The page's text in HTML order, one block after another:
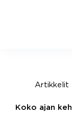
Artikkelit
Koko ajan